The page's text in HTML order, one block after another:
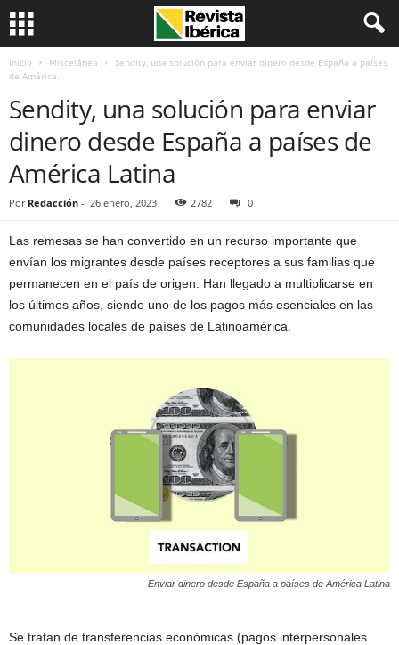
Inicio Miscelánea
Sendity, una solución para enviar dinero desde España a países
de América...
Sendity, una solución para enviar
dinero desde España a países de
América Latina
Por Redacción - 26 enero, 2023 2782 0
Las remesas se han convertido en un recurso importante que
envían los migrantes desde países receptores a sus familias que
permanecen en el país de origen. Han llegado a multiplicarse en
los últimos años, siendo uno de los pagos más esenciales en las
comunidades locales de países de Latinoamérica.
Enviar dinero desde España a países de América Latina
Se tratan de transferencias económicas (pagos interpersonales